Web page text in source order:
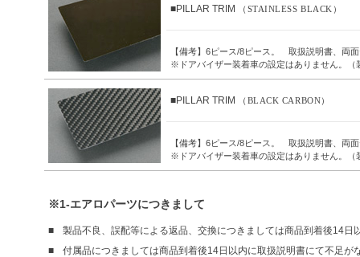
■PILLAR TRIM （STAINLESS BLACK）
【備考】6ピース/8ピース。 取扱説明書、両
※ドアバイザー装着車の設定はありません。（
■PILLAR TRIM （BLACK CARBON）
【備考】6ピース/8ピース。 取扱説明書、両
※ドアバイザー装着車の設定はありません。（
※1-エアロパーツにつきまして
製品不良、誤配等による返品、交換につきましては商品到着後14
付属品につきましては商品到着後14日以内に取扱説明書にて不足が